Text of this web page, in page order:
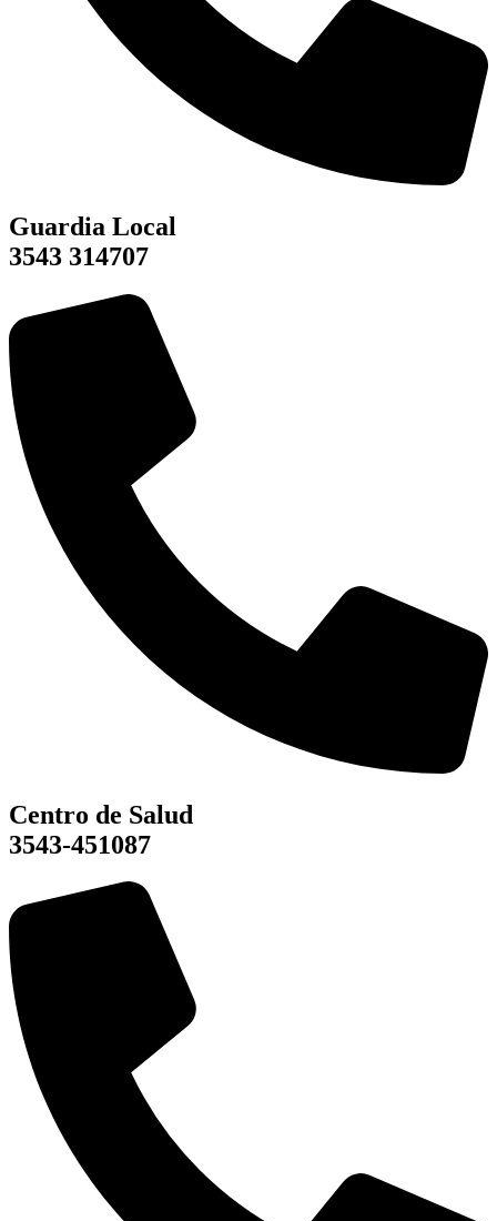
Guardia Local
3543 314707
Centro de Salud
3543-451087